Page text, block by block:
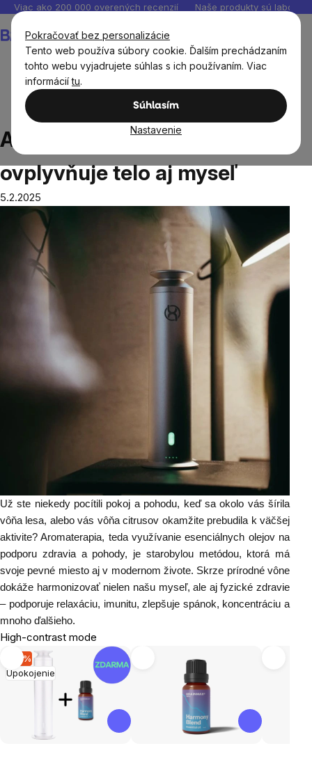
Pokračovať bez personalizácie
Tento web používa súbory cookie. Ďalším prechádzaním
tohto webu vyjadrujete súhlas s ich používaním. Viac
informáciítu.
Súhlasím
Nastavenie
Prejsť
obsah
Viac ako 200 000 overených recenzií Naše produkty sú
košík
Aromaterapia: Sila vôní, ktorá ovplyvňuje telo aj
myseľ
Aromaterapia: Sila vôní, ktorá
ovplyvňuje telo aj myseľ
5.2.2025
Už ste niekedy pocítili pokoj a pohodu, keď sa okolo vás šírila
vôňa lesa, alebo vás vôňa citrusov okamžite prebudila k väčšej
aktivite? Aromaterapia, teda využívanie esenciálnych olejov na
podporu zdravia a pohody, je starobylou metódou, ktorá má
svoje pevné miesto aj v modernom živote. Skrze prírodné vône
dokáže harmonizovať nielen našu myseľ, ale aj fyzické zdravie
– podporuje relaxáciu, imunitu, zlepšuje spánok, koncentráciu a
mnoho ďalšieho.
High-contrast mode
Upokojenie
-10 %